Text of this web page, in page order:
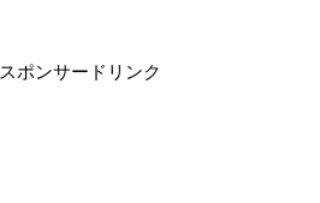
スポンサードリンク